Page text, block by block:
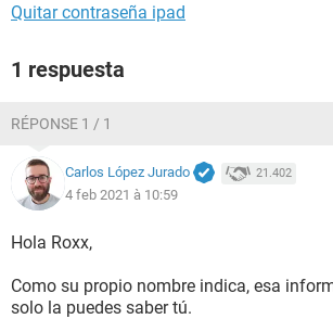
Quitar contraseña ipad
1 respuesta
RÉPONSE 1 / 1
Carlos López Jurado 21.402
4 feb 2021 à 10:59
Hola Roxx,
Como su propio nombre indica, esa
solo la puedes saber tú.